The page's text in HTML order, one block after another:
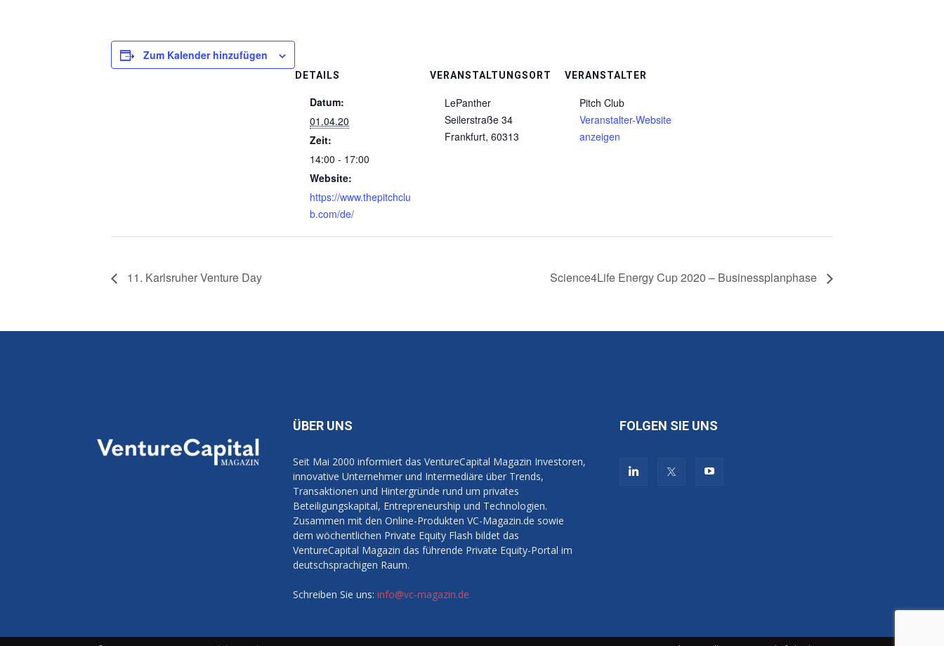
Zum Kalender hinzufügen
DETAILS
Datum:
01.04.20
Zeit:
14:00 - 17:00
Website:
https://www.thepitchclu
b.com/de/
VERANSTALTUNGSORT
LePanther
Seilerstraße 34
Frankfurt, 60313
VERANSTALTER
Pitch Club
Veranstalter-Website
anzeigen
11. Karlsruher Venture Day Science4Life Energy Cup 2020 – Businessplanphase
ÜBER UNS
Seit Mai 2000 informiert das VentureCapital Magazin Investoren,
innovative Unternehmer und Intermediäre über Trends,
Transaktionen und Hintergründe rund um privates
Beteiligungskapital, Entrepreneurship und Technologien.
Zusammen mit den Online-Produkten VC-Magazin.de sowie
dem wöchentlichen Private Equity Flash bildet das
VentureCapital Magazin das führende Private Equity-Portal im
deutschsprachigen Raum.
Schreiben Sie uns: info@vc-magazin.de
FOLGEN SIE UNS